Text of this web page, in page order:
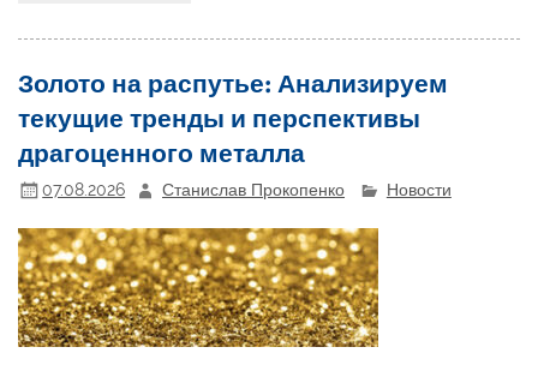
Золото на распутье: Анализируем
текущие тренды и перспективы
драгоценного металла
07.08.2026 Станислав Прокопенко Новости